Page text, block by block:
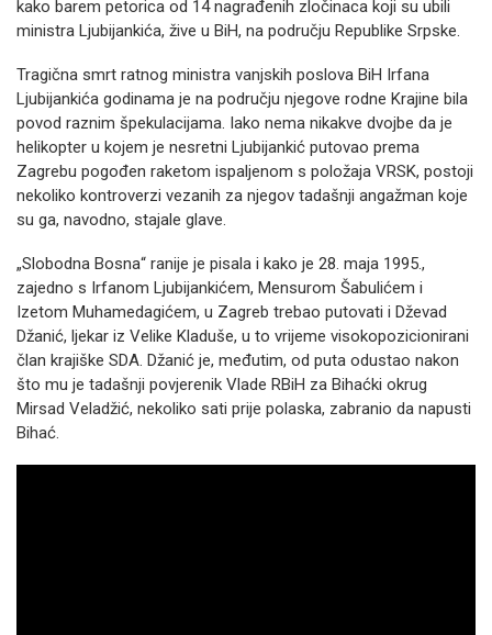
kako barem petorica od 14 nagrađenih zločinaca koji su ubili
ministra Ljubijankića, žive u BiH, na području Republike Srpske.
Tragična smrt ratnog ministra vanjskih poslova BiH Irfana
Ljubijankića godinama je na području njegove rodne Krajine bila
povod raznim špekulacijama. Iako nema nikakve dvojbe da je
helikopter u kojem je nesretni Ljubijankić putovao prema
Zagrebu pogođen raketom ispaljenom s položaja VRSK, postoji
nekoliko kontroverzi vezanih za njegov tadašnji angažman koje
su ga, navodno, stajale glave.
„Slobodna Bosna“ ranije je pisala i kako je 28. maja 1995.,
zajedno s Irfanom Ljubijankićem, Mensurom Šabulićem i
Izetom Muhamedagićem, u Zagreb trebao putovati i Dževad
Džanić, ljekar iz Velike Kladuše, u to vrijeme visokopozicionirani
član krajiške SDA. Džanić je, međutim, od puta odustao nakon
što mu je tadašnji povjerenik Vlade RBiH za Bihaćki okrug
Mirsad Veladžić, nekoliko sati prije polaska, zabranio da napusti
Bihać.